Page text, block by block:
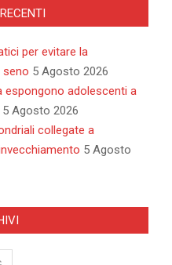
per evitare la
seno 5 Agosto 2026
espongono adolescenti a
5 Agosto 2026
collegate a
5 Agosto